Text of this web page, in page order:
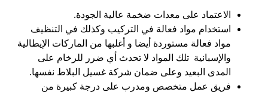
الاعتماد على معدات ضخمة عالية الجودة.
استخدام مواد فعالة في التركيب وكذلك في التنظيف
مواد فعالة مستوردة أيضا و أغلبها من الماركات الإيطالية
والإسبانية تلك المواد لا تحدث أي ضرر للرخام على
المدى البعيد وعلى ضمان شركة غسيل البلاط نفسها.
فريق عمل متخصص ومدرب على درجة كبيرة من